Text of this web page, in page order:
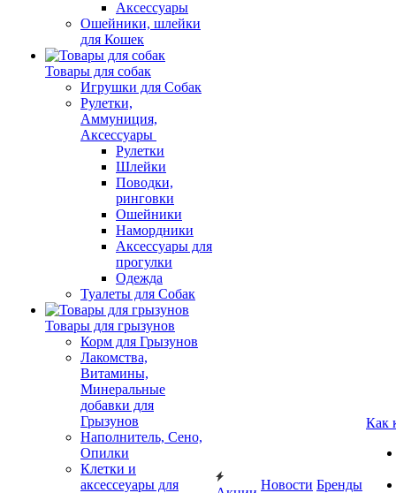
Аксессуары
Ошейники, шлейки
для Кошек
Товары для собак
Игрушки для Собак
Рулетки,
Аммуниция,
Аксессуары
Рулетки
Шлейки
Поводки,
ринговки
Ошейники
Намордники
Аксессуары для
прогулки
Одежда
Туалеты для Собак
Товары для грызунов
Корм для Грызунов
Лакомства,
Витамины,
Минеральные
добавки для
Грызунов
Наполнитель, Сено,
Опилки
Клетки и
аксессеуары для
Новости Бренды
Как